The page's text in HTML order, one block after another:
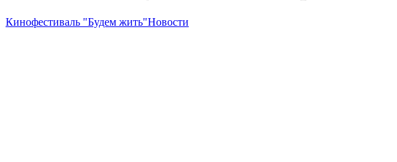
Кинофестиваль "Будем жить"Новости